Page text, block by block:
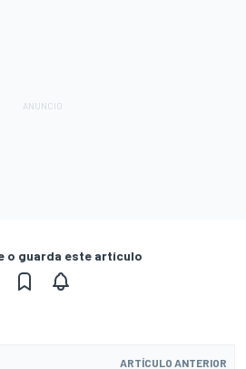
o guarda este artículo
ARTÍCULO ANTERIOR